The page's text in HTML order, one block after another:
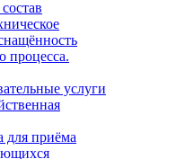
процесса.
услуги
для приёма